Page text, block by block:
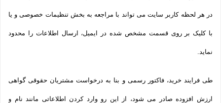
در هر لحظه کاربر سایت می تواند با مراجعه به بخش تنظیمات خصوصی و یا
با کلیک بر روی قسمت مشخص شده در ایمیل، ارسال اطلاعات را محدود
نماید.
طی فرایند خرید، فاکتور رسمی و بنا به درخواست مشتریان حقوقی گواهی
ارزش افزوده صادر می شود، از این رو وارد کردن اطلاعاتی مانند نام و